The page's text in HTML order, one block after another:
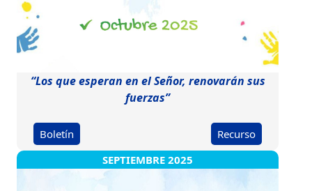
“Los que esperan en el Señor, renovarán sus
fuerzas”
Boletín
Recurso
SEPTIEMBRE 2025